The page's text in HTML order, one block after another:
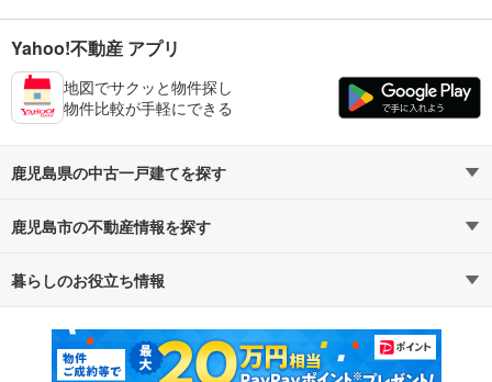
Yahoo!不動産 アプリ
地図でサクッと物件探し
物件比較が手軽にできる
鹿児島県の中古一戸建てを探す
路線・駅から探す
通勤・通学時間から探す
鹿児島市の不動産情報を探す
不動産・住宅
新築マンション 中古マンション
暮らしのお役立ち情報
マンションカタログ 教えて！住まいの先生